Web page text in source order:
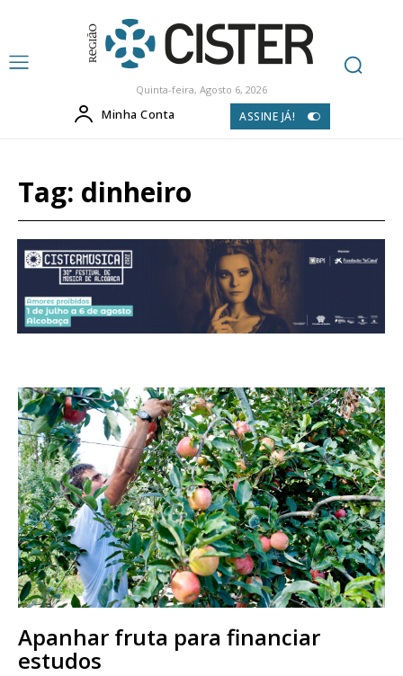
Quinta-feira, Agosto 6, 2026
Minha Conta ASSINE JÁ!
Tag: dinheiro
Apanhar fruta para financiar
estudos